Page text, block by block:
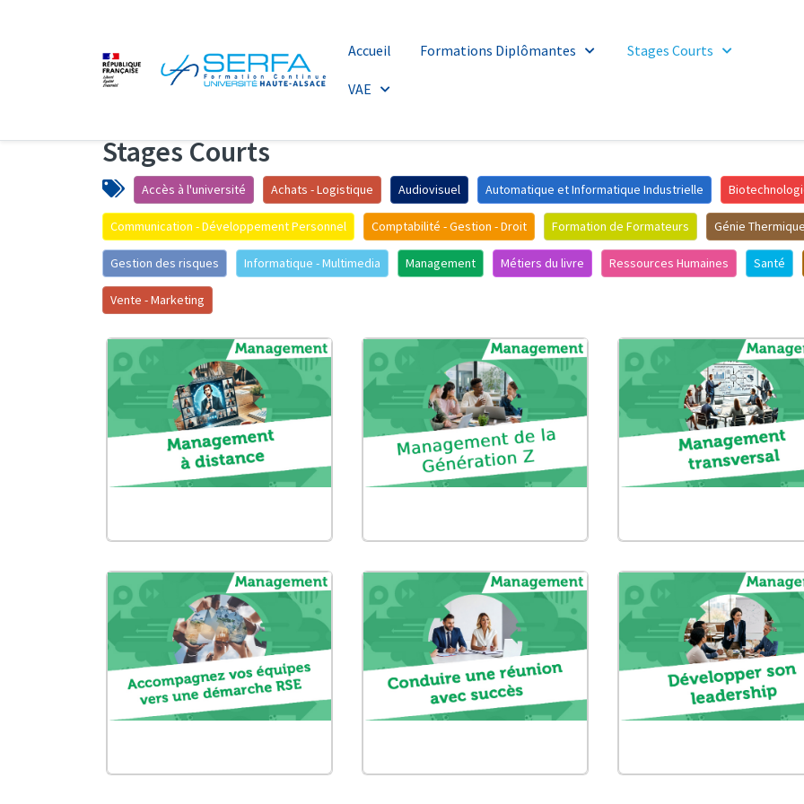
Accueil Formations Diplômantes Stages Courts
VAE
Stages Courts
Accès à l'université Achats - Logistique Audiovisuel Automatique et Informatique Industrielle
Communication - Développement Personnel Comptabilité - Gestion - Droit Formation de Formateurs Génie
Gestion des risques Informatique - Multimedia Management Métiers du livre Ressources Humaines Santé
Vente - Marketing